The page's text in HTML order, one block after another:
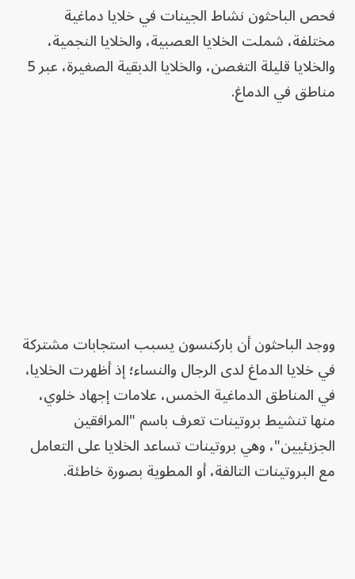
فحص الباحثون نشاط الجينات في خلايا دماغية
مختلفة، شملت الخلايا العصبية، والخلايا النجمية،
والخلايا قليلة التغصن، والخلايا الدبقية الصغيرة، عبر 5
مناطق في الدماغ.
ووجد الباحثون أن باركنسون يسبب استجابات مشتركة
في خلايا الدماغ لدى الرجال والنساء؛ إذ أظهرت الخلايا،
في المناطق الدماغية الخمس، علامات إجهاد خلوي،
منها تنشيط بروتينات تعرف باسم "المرافقين
الجزيئيين"، وهي بروتينات تساعد الخلايا على التعامل
مع البروتينات التالفة، أو المطوية بصورة خاطئة.